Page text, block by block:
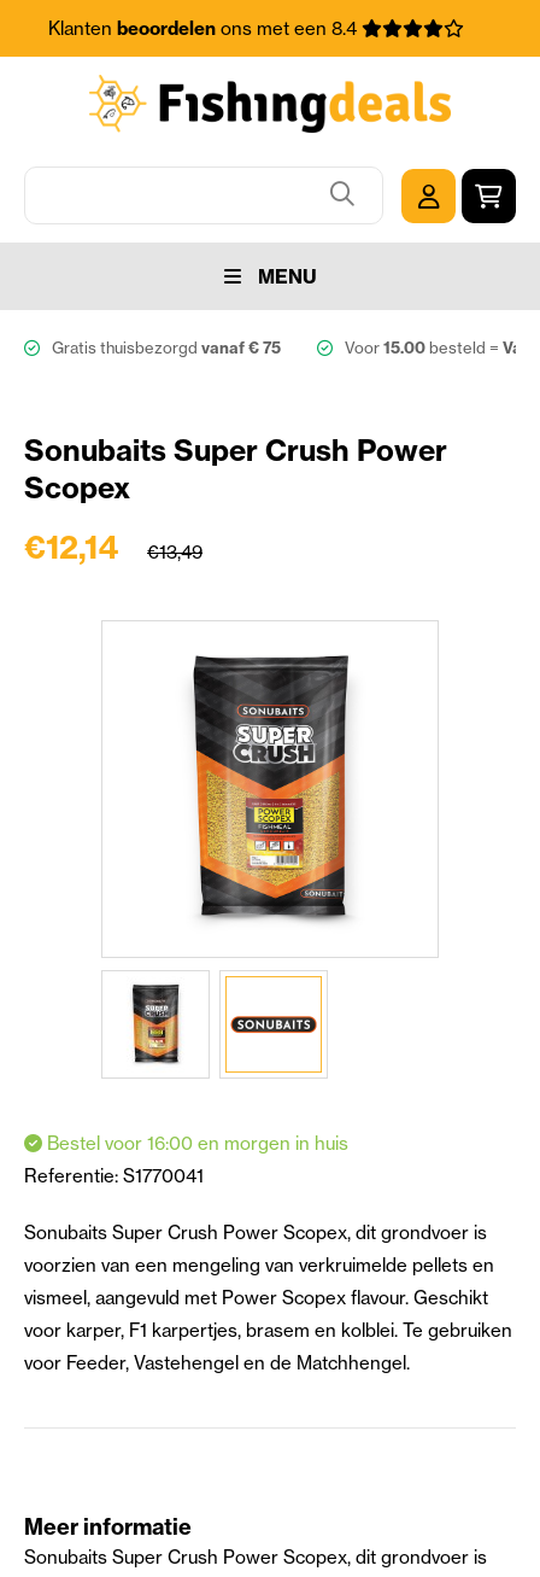
Klanten beoordelenons met een 8.4
MENU
Gratis thuisbezorgd vanaf € 75 Voor15.00besteld =
Sonubaits Super Crush Power
Scopex
€12,14 €13,49
Bestel voor 16:00 en morgen in huis
Referentie: S1770041
Sonubaits Super Crush Power Scopex, dit grondvoer is
voorzien van een mengeling van verkruimelde pellets en
vismeel, aangevuld met Power Scopex flavour. Geschikt
voor karper, F1 karpertjes, brasem en kolblei. Te gebruiken
voor Feeder, Vastehengel en de Matchhengel.
Meer informatie
Sonubaits Super Crush Power Scopex, dit grondvoer is